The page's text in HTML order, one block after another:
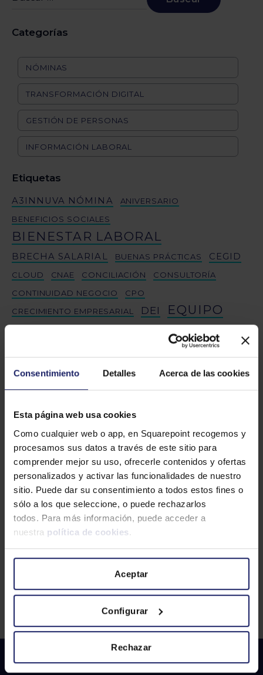
Consentimiento Detalles Acerca de las cookies
Esta página web usa cookies
Como cualquier web o app, en Squarepoint recogemos y
procesamos sus datos a través de este sitio para
comprender mejor su uso, ofrecerle contenidos y ofertas
personalizados y activar las funcionalidades de nuestro
sitio. Puede dar su consentimiento a todos estos fines o
sólo a los que seleccione, o puede rechazarlos
todos. Para más información, puede acceder a
nuestra política de cookies .
Aceptar
Configurar
Rechazar
Categorías
NÓMINAS
TRANSFORMACIÓN DIGITAL
GESTIÓN DE PERSONAS
INFORMACIÓN LABORAL
Etiquetas
A3INNUVA NÓMINA
ANIVERSARIO
BENEFICIOS SOCIALES
BIENESTAR LABORAL
BRECHA SALARIAL BUENAS PRÁCTICAS CEGID
CLOUD CNAE CONCILIACIÓN
CONSULTORÍA
CONTINUIDAD NEGOCIO
CPO
CRECIMIENTO EMPRESARIAL
DEI EQUIPO
FRESHSERVICE
NOMBRAMIENTOS PAYLENS
PERSONAS
PROYECTO
RETENCIÓN TALENTO RRHH
SALARIOS
SALUD MENTAL
SISTEMAS
SOLUCIONES RRHH
TALENT BOOSTER TALENTO SENIOR
TECNOLOGÍA TRANSPARENCIA SALARIAL
TRASPARENCIA SALARIAL WAGESTREAM